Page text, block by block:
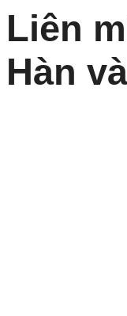
Liên
Hàn